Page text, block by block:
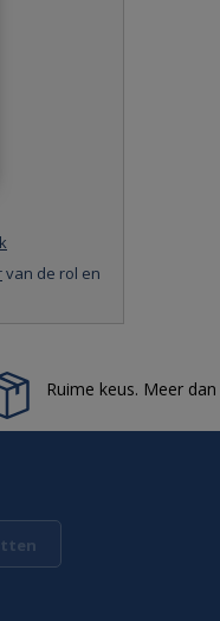
van de rol en
Ruime keus. Meer dan